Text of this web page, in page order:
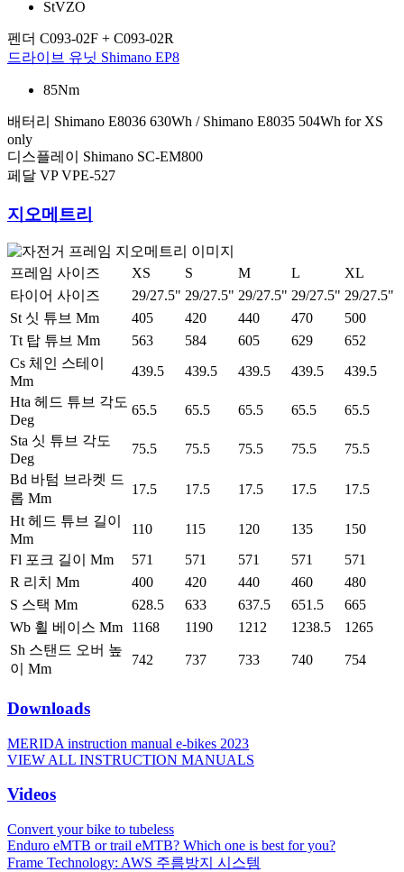
StVZO
펜더 C093-02F + C093-02R
드라이브 유닛 Shimano EP8
85Nm
배터리 Shimano E8036 630Wh / Shimano E8035 504Wh for XS
only
디스플레이
Shimano SC-EM800
페달 VP VPE-527
지오메트리
프레임 사이즈 XS S M L
XL
타이어 사이즈
29/27.5" 29/27.5" 29/27.5" 29/27.5" 29/27.5"
St 싯 튜브 Mm
405 420 440 470
500
Tt 탑 튜브 Mm
563 584 605 629
652
Cs 체인 스테이
Mm
439.5 439.5 439.5 439.5
439.5
Hta 헤드 튜브 각도
Deg
65.5 65.5 65.5 65.5
65.5
Sta 싯 튜브 각도
Deg
75.5 75.5 75.5 75.5
75.5
Bd 바텀 브라켓 드
롭 Mm
17.5 17.5 17.5 17.5 17.5
Ht 헤드 튜브 길이
Mm
110 115 120 135
150
Fl 포크 길이 Mm
571 571 571 571
571
R 리치 Mm
400 420 440 460
480
S 스택 Mm
628.5 633 637.5 651.5
665
Wb 휠 베이스 Mm
1168 1190 1212 1238.5
1265
Sh 스탠드 오버 높
이 Mm
742 737 733 740 754
Downloads
MERIDA instruction manual e-bikes 2023
VIEW ALL INSTRUCTION MANUALS
Videos
Convert your bike to tubeless
Enduro eMTB or trail eMTB? Which one is best for you?
Frame Technology: AWS 주름방지 시스템